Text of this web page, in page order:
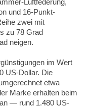
Luftfederung,
und 16-Punkt-
zwei mit
zu 78 Grad
neigen.
im Wert
US-Dollar. Die
etwa
Marke erhalten beim
— rund 1.480 US-